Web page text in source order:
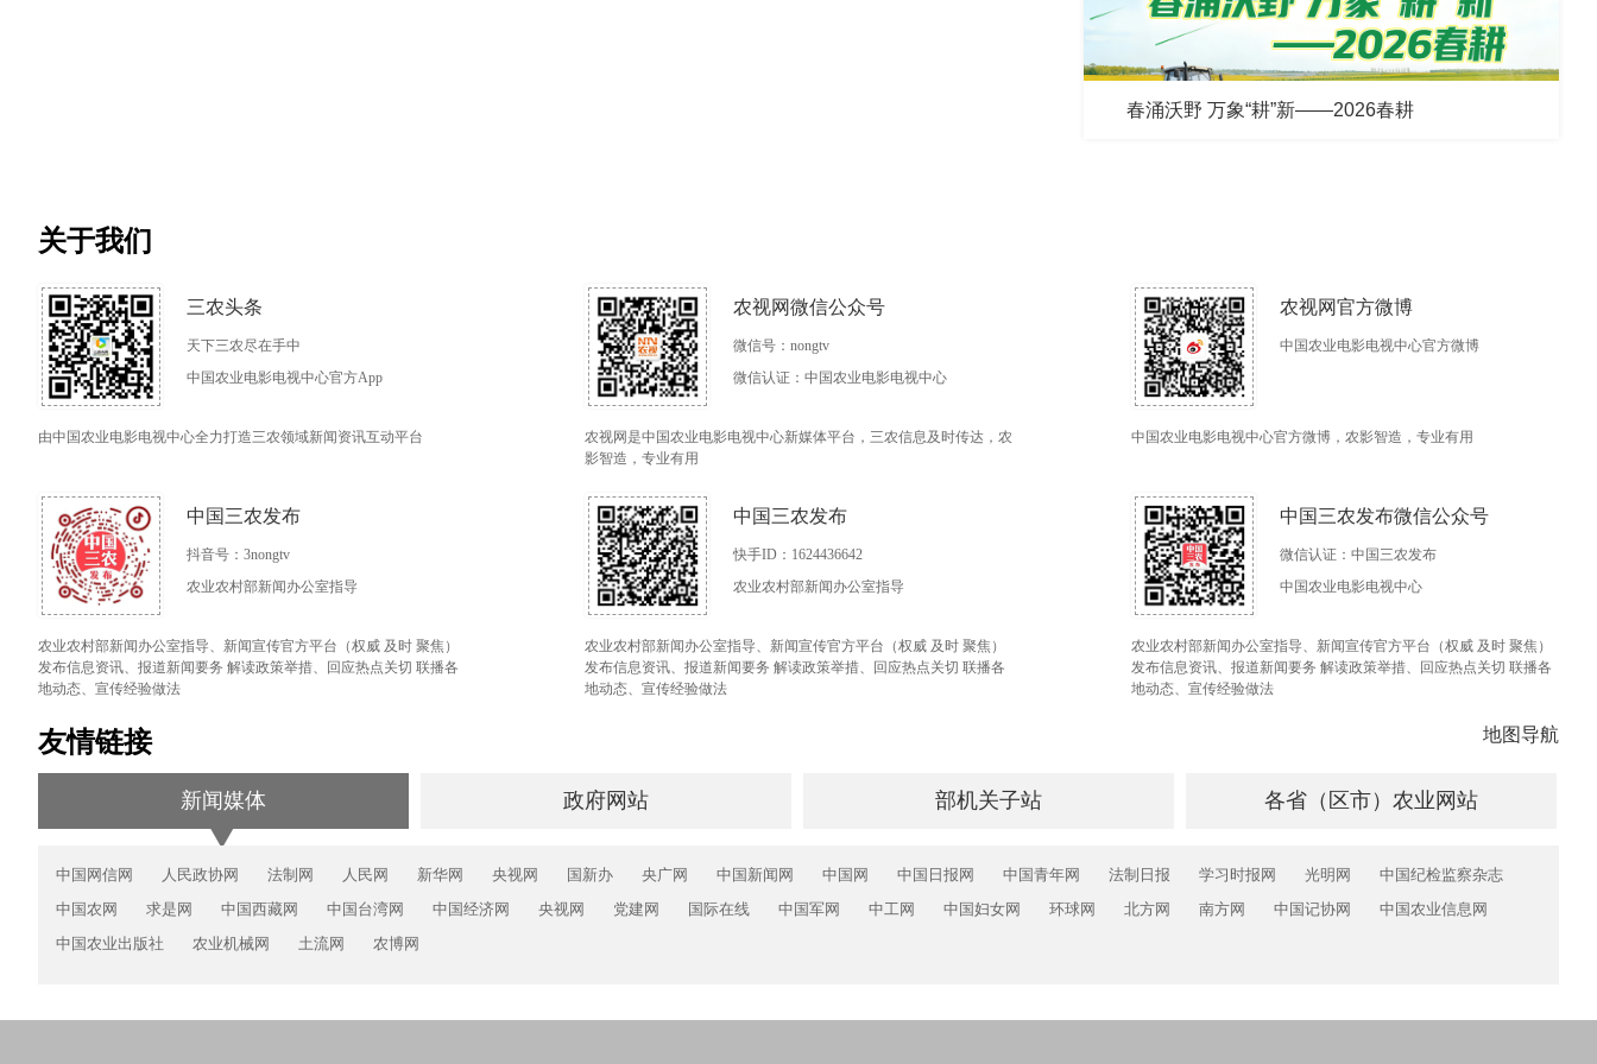
春涌沃野 万象“耕”新——2026春耕
关于我们
三农头条
天下三农尽在手中
中国农业电影电视中心官方App
由中国农业电影电视中心全力打造三农领域新闻资讯互动平台
农视网微信公众号
微信号：nongtv
微信认证：中国农业电影电视中心
农视网是中国农业电影电视中心新媒体平台，三农信息及时传达，农
影智造，专业有用
农视网官方微博
中国农业电影电视中心官方微博
中国农业电影电视中心官方微博，农影智造，专业有用
中国三农发布
抖音号：3nongtv
农业农村部新闻办公室指导
农业农村部新闻办公室指导、新闻宣传官方平台（权威 及时 聚焦）
发布信息资讯、报道新闻要务 解读政策举措、回应热点关切 联播各
地动态、宣传经验做法
中国三农发布
快手ID：1624436642
农业农村部新闻办公室指导
农业农村部新闻办公室指导、新闻宣传官方平台（权威 及时 聚焦）
发布信息资讯、报道新闻要务 解读政策举措、回应热点关切 联播各
地动态、宣传经验做法
中国三农发布微信公众号
微信认证：中国三农发布
中国农业电影电视中心
农业农村部新闻办公室指导、新闻宣传官方平台（权威 及时 聚焦）
发布信息资讯、报道新闻要务 解读政策举措、回应热点关切 联播各
地动态、宣传经验做法
友情链接 地图导航
新闻媒体 政府网站 部机关子站 各省（区市）农业网站
中国网信网 人民政协网 法制网 人民网 新华网 央视网 国新办 央广网 中国新闻网 中国网 中国日报网 中国青年网 法制日报 学习时报网 光明网
中国纪检监察杂志
中国农网
求是网 中国西藏网 中国台湾网 中国经济网 央视网 党建网 国际在线 中国军网 中工网 中国妇女网 环球网 北方网 南方网 中国记协网
中国农业信息网
中国农业出版社
农业机械网 土流网 农博网